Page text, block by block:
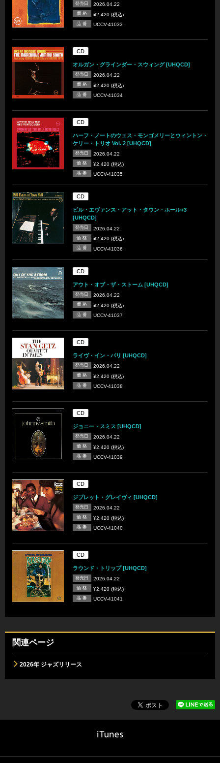
発売日 2026.04.22
価 格 ¥2,420 (税込)
品 番 UCCV-41033
CD
オルガン・グラインダー・スウィング [UHQCD]
発売日 2026.04.22
価 格 ¥2,420 (税込)
品 番 UCCV-41034
CD
ハーフ・ノートのウェス・モンゴメリーとウィントン・
ケリー・トリオ Vol. 2 [UHQCD]
発売日 2026.04.22
価 格 ¥2,420 (税込)
品 番 UCCV-41035
CD
ビル・エヴァンス・アット・タウン・ホール+3
[UHQCD]
発売日 2026.04.22
価 格 ¥2,420 (税込)
品 番 UCCV-41036
CD
アウト・オブ・ザ・ストーム [UHQCD]
発売日 2026.04.22
価 格 ¥2,420 (税込)
品 番 UCCV-41037
CD
ライヴ・イン・パリ [UHQCD]
発売日 2026.04.22
価 格 ¥2,420 (税込)
品 番 UCCV-41038
CD
ジョニー・スミス [UHQCD]
発売日 2026.04.22
価 格 ¥2,420 (税込)
品 番 UCCV-41039
CD
ジブレット・グレイヴィ [UHQCD]
発売日 2026.04.22
価 格 ¥2,420 (税込)
品 番 UCCV-41040
CD
ラウンド・トリップ [UHQCD]
発売日 2026.04.22
価 格 ¥2,420 (税込)
品 番 UCCV-41041
関連ページ
2026年 ジャズリリース